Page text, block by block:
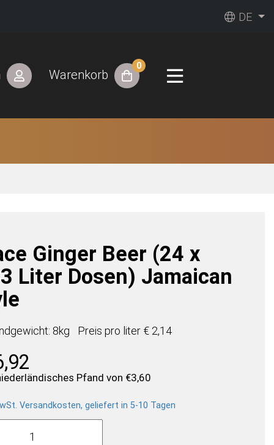
DE
Warenkorb
0
Ginger Beer (24 x
Liter Dosen) Jamaican
8kg Preis pro liter € 2,14
Pfand von €3,60
Versandkosten, geliefert in 5-10 Tagen